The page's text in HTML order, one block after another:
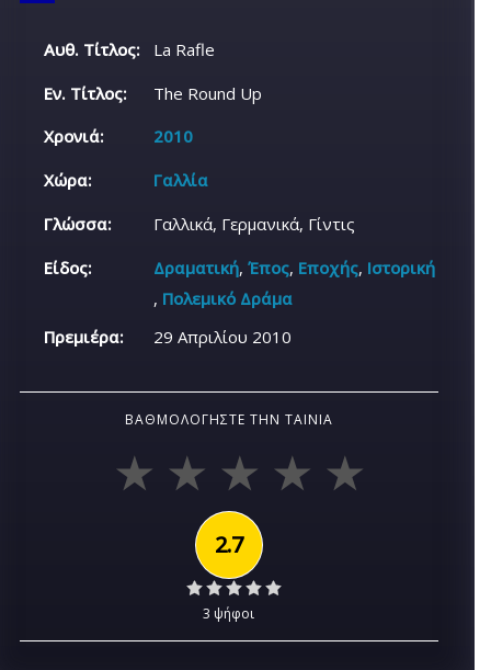
Αυθ. Τίτλος:
La Rafle
Εν. Τίτλος:
The Round Up
Χρονιά:
2010
Χώρα:
Γαλλία
Γλώσσα:
Γαλλικά, Γερμανικά, Γίντις
Είδος:
Δραματική,Έπος, Εποχής, Ιστορική
, Πολεμικό Δράμα
Πρεμιέρα:
29 Απριλίου 2010
ΒΑΘΜΟΛΟΓΉΣΤΕ ΤΗΝ ΤΑΙΝΊΑ
2.7
3 ψήφοι